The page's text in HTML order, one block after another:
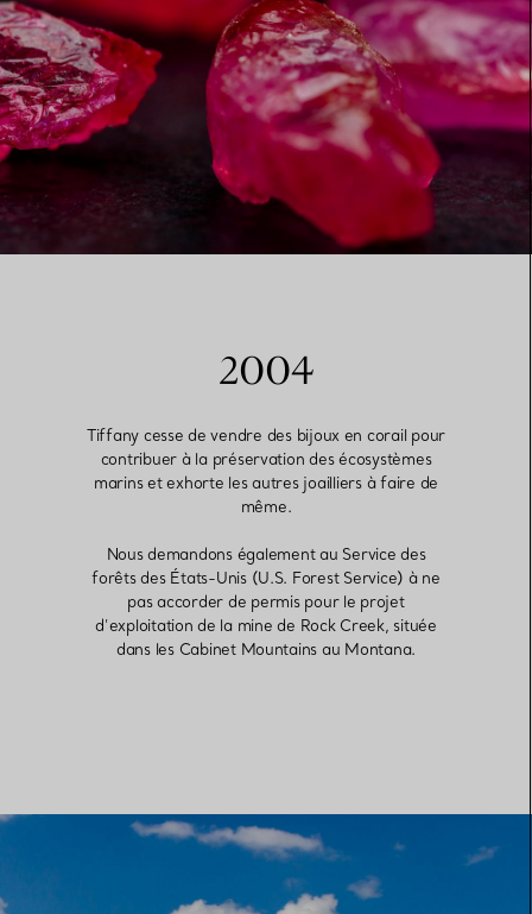
2004
Tiffany cesse de vendre des bijoux en corail pour
contribuer à la préservation des écosystèmes
marins et exhorte les autres joailliers à faire de
même.
Nous demandons également au Service des
forêts des États-Unis (U.S. Forest Service) à ne
pas accorder de permis pour le projet
d’exploitation de la mine de Rock Creek, située
dans les Cabinet Mountains au Montana.